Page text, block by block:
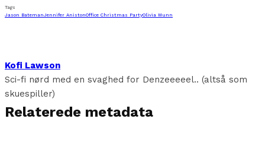
Tags
Jason BatemanJennifer AnistonOffice Christmas PartyOlivia Munn
Kofi Lawson
Sci-fi nørd med en svaghed for Denzeeeeel.. (altså som
skuespiller)
Relaterede metadata